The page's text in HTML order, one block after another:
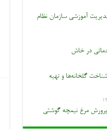
آموزشی سازمان نظام
گلخانه‌ها و تهیه
مرغ نیمچه گوشتی